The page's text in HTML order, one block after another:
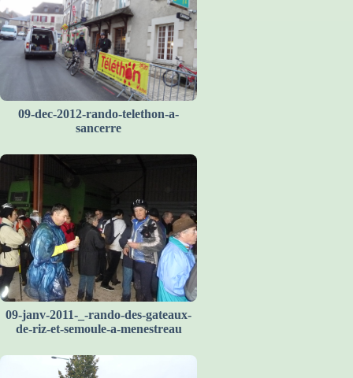
09-dec-2012-rando-telethon-a-
sancerre
09-janv-2011-_-rando-des-gateaux-
de-riz-et-semoule-a-menestreau